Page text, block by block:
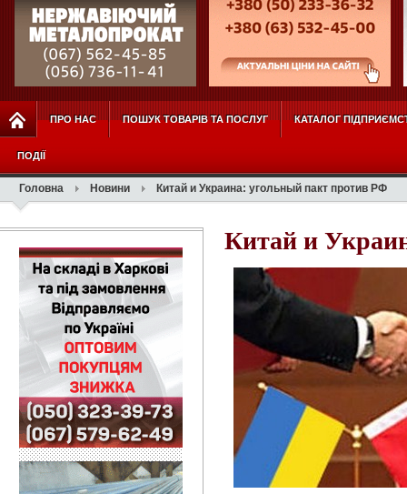
ПРО НАС ПОШУК ТОВАРІВ ТА ПОСЛУГ КАТАЛОГ
ПОДІЇ
Головна Новини Китай и Украина: угольный пакт против РФ
Китай и